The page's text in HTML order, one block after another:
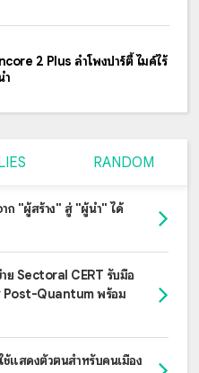
2 Plus ลำโพงปาร์ตี้ ไมค์ไร้
ำ
RANDOM
ก "ผู้สร้าง" สู่ "ผู้นำ" ได้
าย Sectoral CERT รับมือ
Post-Quantum พร้อม
แสดงตัวตนสำหรับคนเมือง